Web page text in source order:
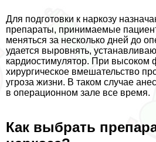
Для подготовки к наркозу
препараты, принимаемые
меняться за несколько дней до
удается выровнять,
кардиостимулятор. При высоком
хирургическое вмешательство
угроза жизни. В таком случае
в операционном зале все время.
Как выбрать